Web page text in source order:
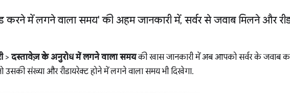
करने में लगने वाला समय' की अहम जानकारी में, सर्वर से जवाब मिलने और
>दस्तावेज़ के अनुरोध में लगने वाला समयकी खास जानकारी में अब आपको सर्वर के जवाब
उसकी संख्या और रीडायरेक्ट होने में लगने वाला समय भी दिखेगा.